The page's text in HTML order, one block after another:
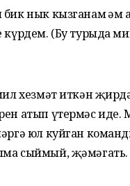
нык кызганам һәм
күрдем. (Бу турыда
хезмәт иткән
атып үтермәс
юл куйган
сыймый, җәмәгать.